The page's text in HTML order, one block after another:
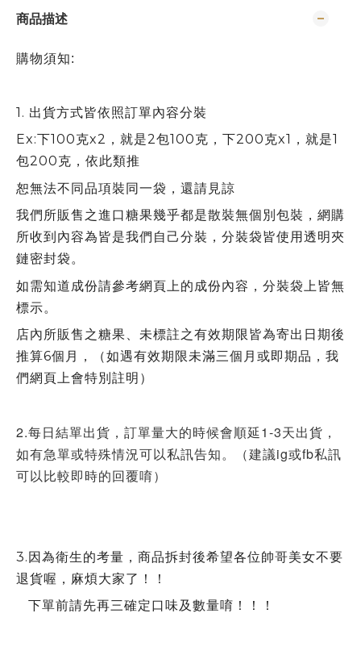
商品描述
購物須知:
1. 出貨方式皆依照訂單內容分裝
Ex:下100克x2，就是2包100克，下200克x1，就是1
包200克，依此類推
恕無法不同品項裝同一袋，還請見諒
我們所販售之進口糖果幾乎都是散裝無個別包裝，網購
所收到內容為皆是我們自己分裝，分裝袋皆使用透明夾
鏈密封袋。
如需知道成份請參考網頁上的成份內容，分裝袋上皆無
標示。
店內所販售之糖果、未標註之有效期限皆為寄出日期後
推算6個月，（如遇有效期限未滿三個月或即期品，我
們網頁上會特別註明）
2.每日結單出貨，訂單量大的時候會順延1-3天出貨，
如有急單或特殊情況可以私訊告知。（建議ig或fb私訊
可以比較即時的回覆唷）
3.因為衛生的考量，商品拆封後希望各位帥哥美女不要
退貨喔，麻煩大家了！！
下單前請先再三確定口味及數量唷！！！